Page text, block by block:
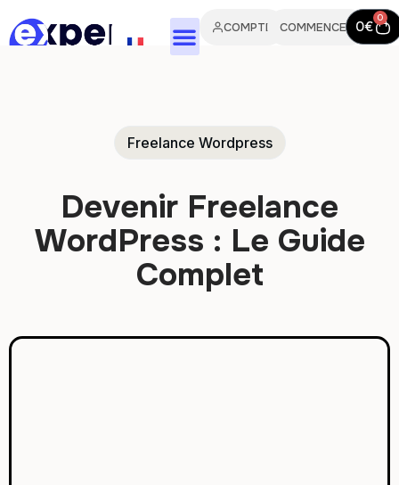
IT
PT
ES
DE
COMPTE COMMENCER 0€ 0
Freelance Wordpress
Devenir Freelance
WordPress : Le Guide
Complet